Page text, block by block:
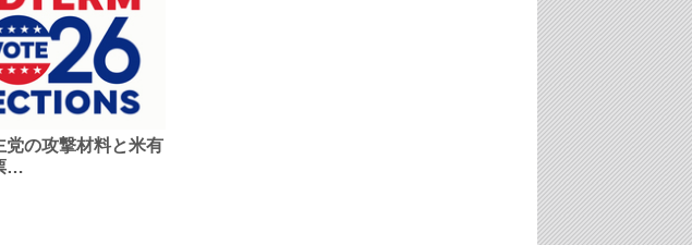
党の攻撃材料と米有
…